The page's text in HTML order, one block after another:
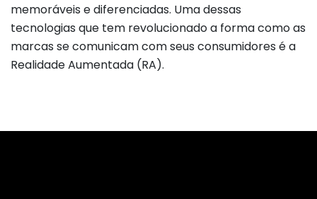
memoráveis e diferenciadas. Uma dessas
tecnologias que tem revolucionado a forma como as
marcas se comunicam com seus consumidores é a
Realidade Aumentada (RA).